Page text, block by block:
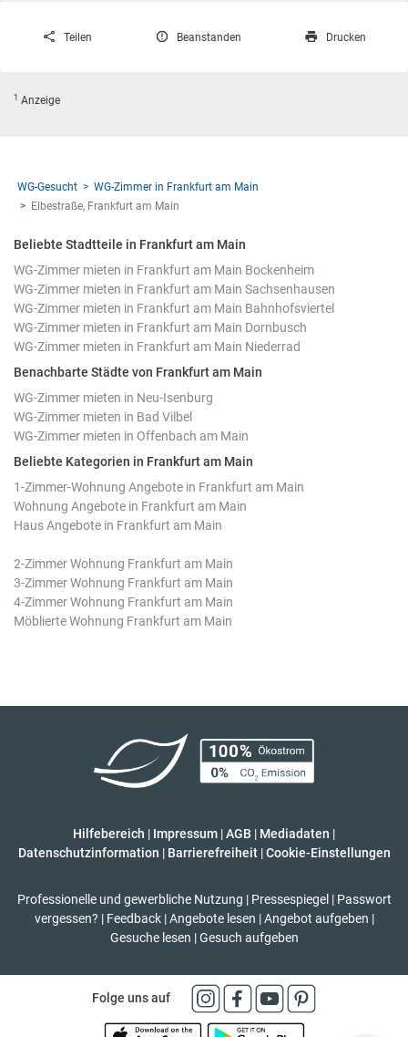
Teilen Beanstanden Drucken
1 Anzeige
WG-Gesucht
WG-Zimmer in Frankfurt am Main
Elbestraße, Frankfurt am Main
Beliebte Stadtteile in Frankfurt am Main
WG-Zimmer mieten in Frankfurt am Main Bockenheim
WG-Zimmer mieten in Frankfurt am Main Sachsenhausen
WG-Zimmer mieten in Frankfurt am Main Bahnhofsviertel
WG-Zimmer mieten in Frankfurt am Main Dornbusch
WG-Zimmer mieten in Frankfurt am Main Niederrad
Benachbarte Städte von Frankfurt am Main
WG-Zimmer mieten in Neu-Isenburg
WG-Zimmer mieten in Bad Vilbel
WG-Zimmer mieten in Offenbach am Main
Beliebte Kategorien in Frankfurt am Main
1-Zimmer-Wohnung Angebote in Frankfurt am Main
Wohnung Angebote in Frankfurt am Main
Haus Angebote in Frankfurt am Main
2-Zimmer Wohnung Frankfurt am Main
3-Zimmer Wohnung Frankfurt am Main
4-Zimmer Wohnung Frankfurt am Main
Möblierte Wohnung Frankfurt am Main
Hilfebereich | Impressum |AGB | Mediadaten |
Datenschutzinformation | Barrierefreiheit | Cookie-Einstellungen
Professionelle und gewerbliche Nutzung | Pressespiegel | Passwort
vergessen? | Feedback | Angebote lesen | Angebot aufgeben |
Gesuche lesen | Gesuch aufgeben
Folge uns auf